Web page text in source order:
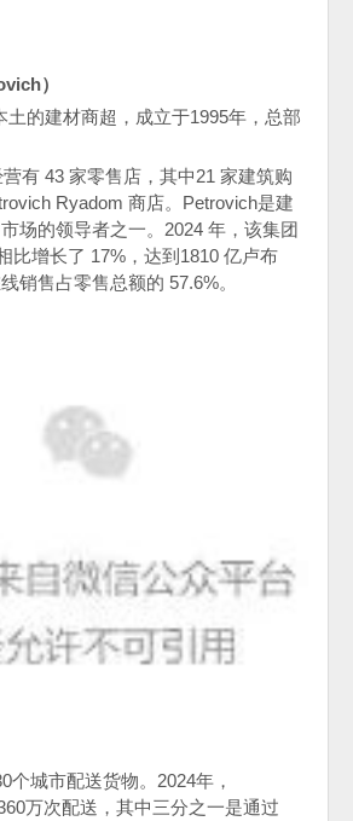
）
土的建材商超，成立于1995年，总部
有 43 家零售店，其中21 家建筑购
Ryadom 商店。 Petrovich是建
场的领导者之一。 2024 年，该集团
比增长了 17% ，达到 1810 亿卢布
销售占零售总额的 57.6%。
个城市配送货物。 2024年，
万次配送，其中三分之一是通过